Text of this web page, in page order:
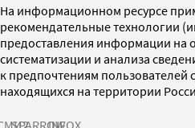
На информационном ресурсе
рекомендательные технологии
предоставления информации на
систематизации и анализа
к предпочтениям пользователей
находящихся на территории
SPARROWINFOX